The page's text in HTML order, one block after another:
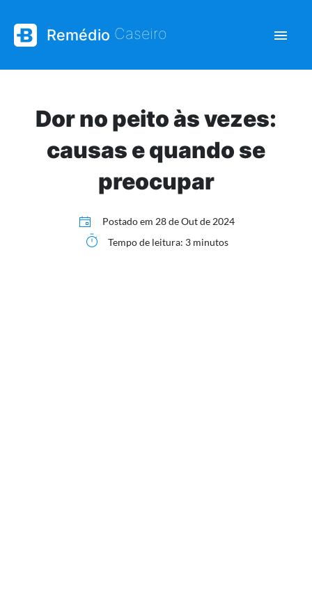
Remédio Caseiro | Saúde e bem-
Dor no peito às vezes:
causas e quando se
preocupar
Postado em 28 de Out de 2024
Tempo de leitura: 3 minutos